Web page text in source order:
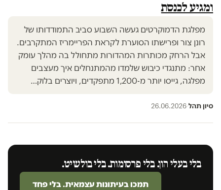
ומגיע לכנסת
מפלגת הדמוקרטים געשה השבוע סביב התמודדותו של
רונן צור ופרישתו הסוערת לקראת הפריימריז המתקרבים.
אבל הרחק מכותרות המהדורות מתחולל בה מהלך עומק
אחר: מתנגדי כיבוש שלמדו מהמתנחלים איך מעצבים
מפלגה, גייסו יותר מ-1,200 מתפקדים, ויוצרים בלוק…
סיון תהל·
26.06.2026
בלי בעלי הון. בלי פרסומות. בלי בולשיט.
תמכו בעיתונות עצמאית. בלי פחד